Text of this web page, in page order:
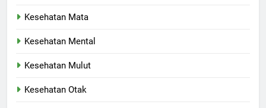
Kesehatan Mata
Kesehatan Mental
Kesehatan Mulut
Kesehatan Otak